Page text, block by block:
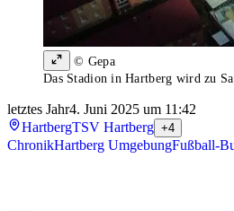
© Gepa
Das Stadion in Hartberg wird zu
letztes Jahr4. Juni 2025 um 11:42
HartbergTSV Hartberg +4
ChronikHartberg UmgebungFußball-